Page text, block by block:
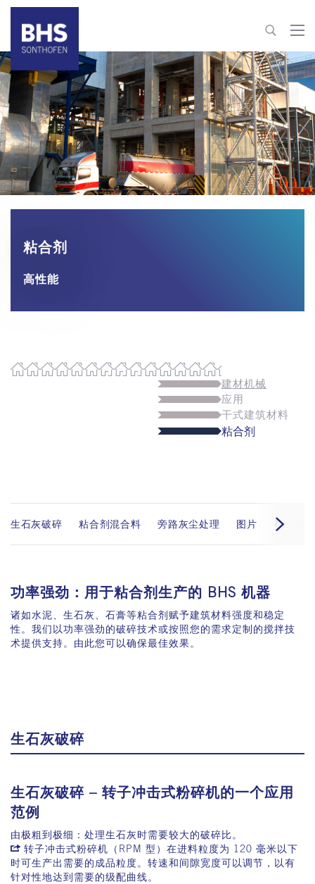
+86 22 82126263
building-materials@bhs-sonthofen.cn
联系信息
粘合剂
高性能
建材机械
应用
干式建筑材料
粘合剂
生石灰破碎 粘合剂混合料 旁路灰尘处理 图片 事件
功率强劲：用于粘合剂生产的 BHS 机器
诸如水泥、生石灰、石膏等粘合剂赋予建筑材料强度和稳定
性。我们以功率强劲的破碎技术或按照您的需求定制的搅拌技
术提供支持。由此您可以确保最佳效果。
生石灰破碎
生石灰破碎 – 转子冲击式粉碎机的一个应用
范例
由极粗到极细：处理生石灰时需要较大的破碎比。
转子冲击式粉碎机（RPM 型） 在进料粒度为 120 毫米以下
时可生产出需要的成品粒度。转速和间隙宽度可以调节，以有
针对性地达到需要的级配曲线。